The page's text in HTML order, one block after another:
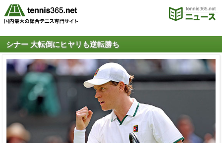
シナー 大転倒にヒヤリも逆転勝ち